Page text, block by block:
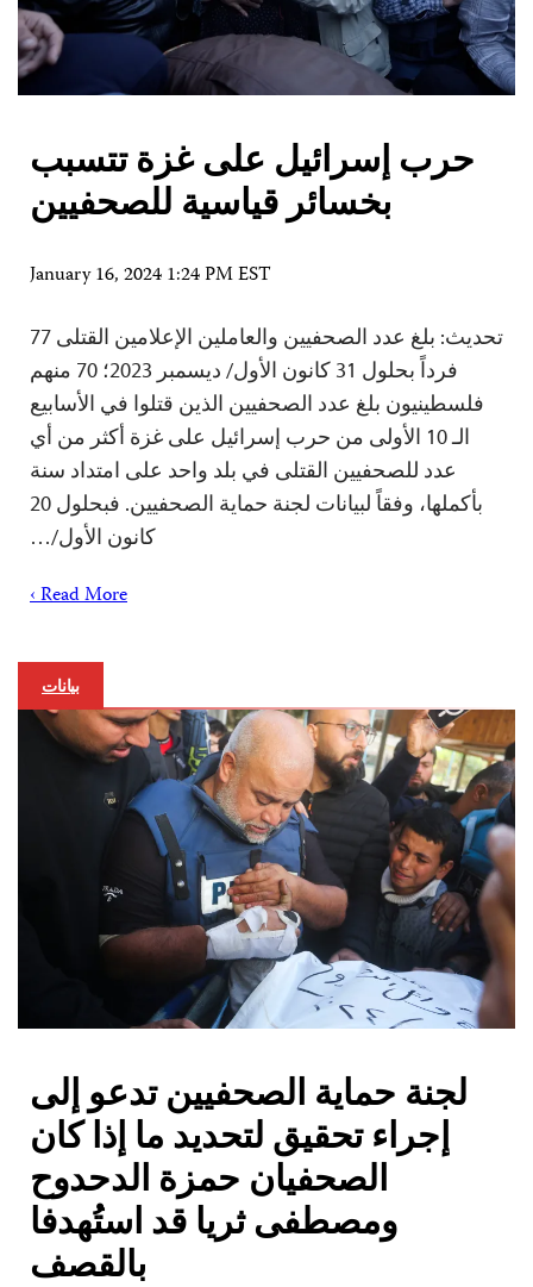
حرب إسرائيل على غزة تتسبب
بخسائر قياسية للصحفيين
January 16, 2024 1:24 PM EST
تحديث: بلغ عدد الصحفيين والعاملين الإعلامين القتلى 77
فرداً بحلول 31 كانون الأول/ ديسمبر 2023؛ 70 منهم
فلسطينيون بلغ عدد الصحفيين الذين قتلوا في الأسابيع
الـ 10 الأولى من حرب إسرائيل على غزة أكثر من أي
عدد للصحفيين القتلى في بلد واحد على امتداد سنة
بأكملها، وفقاً لبيانات لجنة حماية الصحفيين. فبحلول 20
كانون الأول/…
Read More ›
بيانات
لجنة حماية الصحفيين تدعو إلى
إجراء تحقيق لتحديد ما إذا كان
الصحفيان حمزة الدحدوح
ومصطفى ثريا قد استُهدفا
بالقصف